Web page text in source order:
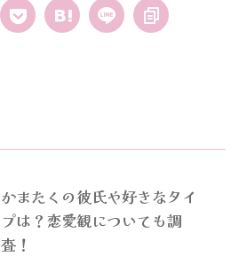
かまたくの彼氏や好きなタイ
プは？恋愛観についても調
査！